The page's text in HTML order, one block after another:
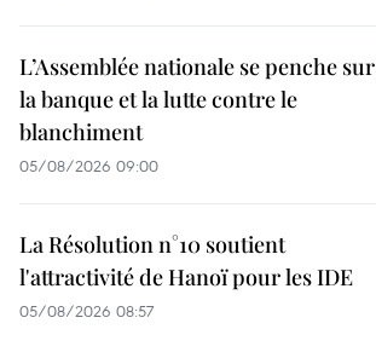
L’Assemblée nationale se penche sur
la banque et la lutte contre le
blanchiment
05/08/2026 09:00
La Résolution n°10 soutient
l'attractivité de Hanoï pour les IDE
05/08/2026 08:57